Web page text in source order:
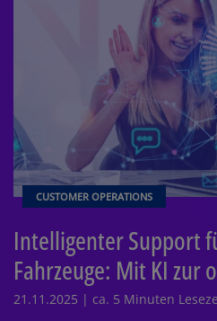
CUSTOMER OPERATIONS
Intelligenter Support
Fahrzeuge: Mit KI zur
21.11.2025 | ca. 5 Minuten